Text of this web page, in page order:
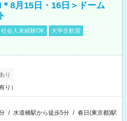
8月15日・16日＞ドーム
社会人未経験OK
大学生歓迎
り
り）
/ 水道橋駅から徒歩5分 / 春日(東京都)駅